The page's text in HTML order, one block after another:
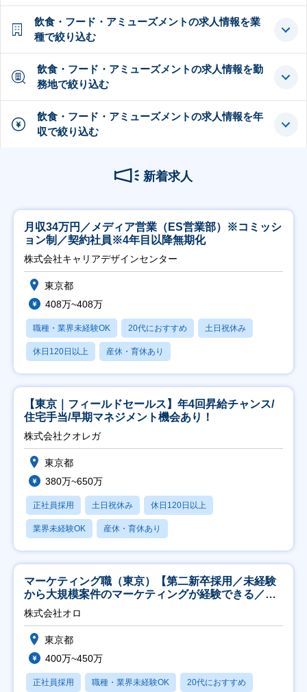
飲食・フード・アミューズメントの求人情報を業
種で絞り込む
飲食・フード・アミューズメントの求人情報を勤
務地で絞り込む
飲食・フード・アミューズメントの求人情報を年
収で絞り込む
新着求人
月収34万円／メディア営業（ES営業部）※コミッシ
ョン制／契約社員※4年目以降無期化
株式会社キャリアデザインセンター
東京都
408万~408万
職種・業界未経験OK 20代におすすめ 土日祝休み
休日120日以上 産休・育休あり
【東京｜フィールドセールス】年4回昇給チャンス/
住宅手当/早期マネジメント機会あり！
株式会社クオレガ
東京都
380万~650万
正社員採用 土日祝休み 休日120日以上
業界未経験OK 産休・育休あり
マーケティング職（東京）【第二新卒採用／未経験
から大規模案件のマーケティングが経験できる／研
修充実】
株式会社オロ
東京都
400万~450万
正社員採用 職種・業界未経験OK 20代におすすめ